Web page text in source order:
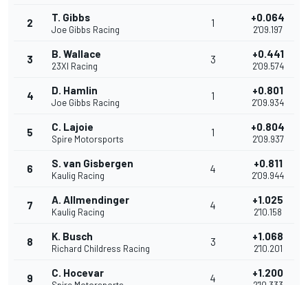
2 T. Gibbs
Joe Gibbs Racing
1 +0.064
2'09.197
3 B. Wallace
23XI Racing
3 +0.441
2'09.574
4 D. Hamlin
Joe Gibbs Racing
1 +0.801
2'09.934
5 C. Lajoie
Spire Motorsports
1 +0.804
2'09.937
6 S. van Gisbergen
Kaulig Racing
4 +0.811
2'09.944
7 A. Allmendinger
Kaulig Racing
4 +1.025
2'10.158
8 K. Busch
Richard Childress Racing
3 +1.068
2'10.201
9 C. Hocevar 4 +1.200